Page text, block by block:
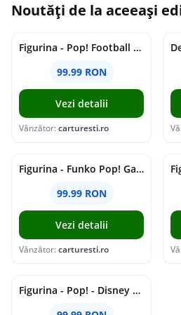
Noutăți de la aceeași
Figurina - Pop! Football - FC Bayern Munchen - Michael Olise | Funko
99.99 RON
Vezi detalii
Vânzător:carturesti.ro
Figurina - Funko Pop! Games - Five Nights at Freddy's - Burntrap | Funko
99.99 RON
Vezi detalii
Vânzător:carturesti.ro
Figurina - Pop! - Disney Moana: Moana & Pua | Funko